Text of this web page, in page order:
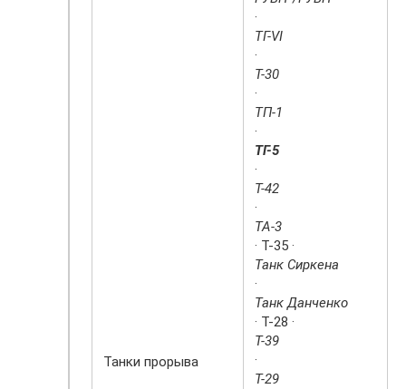
Танки прорыва
·
ТГ-VI
·
Т-30
·
ТП-1
·
ТГ-5
·
Т-42
·
ТА-3
· Т-35 ·
Танк Сиркена
·
Танк Данченко
· Т-28 ·
Т-39
·
Т-29